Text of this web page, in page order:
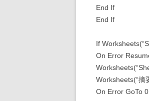
End If
End If
If
On Error
Worksheets(“摘
On Error GoTo 0